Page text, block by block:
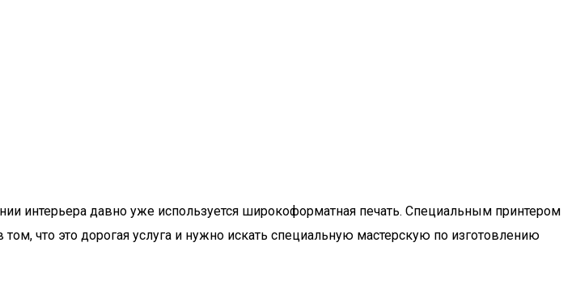
интерьера давно уже используется широкоформатная печать. Специальным принтером
что это дорогая услуга и нужно искать специальную мастерскую по изготовлению